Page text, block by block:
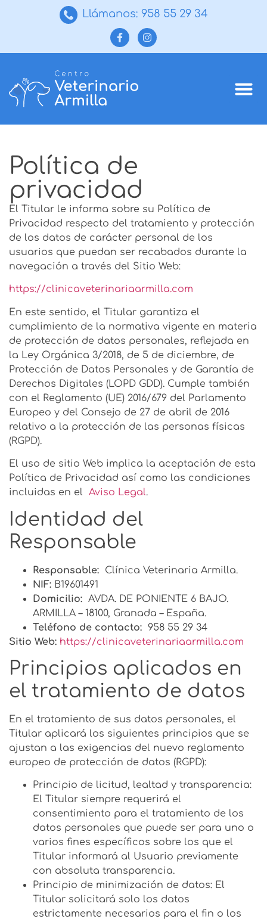
Llámanos: 958 55 29 34
Política de
privacidad
El Titular le informa sobre su Política de
Privacidad respecto del tratamiento y protección
de los datos de carácter personal de los
usuarios que puedan ser recabados durante la
navegación a través del Sitio Web:
https://clinicaveterinariaarmilla.com
En este sentido, el Titular garantiza el
cumplimiento de la normativa vigente en materia
de protección de datos personales, reflejada en
la Ley Orgánica 3/2018, de 5 de diciembre, de
Protección de Datos Personales y de Garantía de
Derechos Digitales (LOPD GDD). Cumple también
con el Reglamento (UE) 2016/679 del Parlamento
Europeo y del Consejo de 27 de abril de 2016
relativo a la protección de las personas físicas
(RGPD).
El uso de sitio Web implica la aceptación de esta
Política de Privacidad así como las condiciones
incluidas en el Aviso Legal.
Identidad del
Responsable
Responsable: Clínica Veterinaria Armilla.
NIF: B19601491
Domicilio: AVDA. DE PONIENTE 6 BAJO.
ARMILLA – 18100, Granada – España.
Teléfono de contacto: 958 55 29 34
Sitio Web: https://clinicaveterinariaarmilla.com
Principios aplicados en
el tratamiento de datos
En el tratamiento de sus datos personales, el
Titular aplicará los siguientes principios que se
ajustan a las exigencias del nuevo reglamento
europeo de protección de datos (RGPD):
Principio de licitud, lealtad y transparencia:
El Titular siempre requerirá el
consentimiento para el tratamiento de los
datos personales que puede ser para uno o
varios fines específicos sobre los que el
Titular informará al Usuario previamente
con absoluta transparencia.
Principio de minimización de datos: El
Titular solicitará solo los datos
estrictamente necesarios para el fin o los